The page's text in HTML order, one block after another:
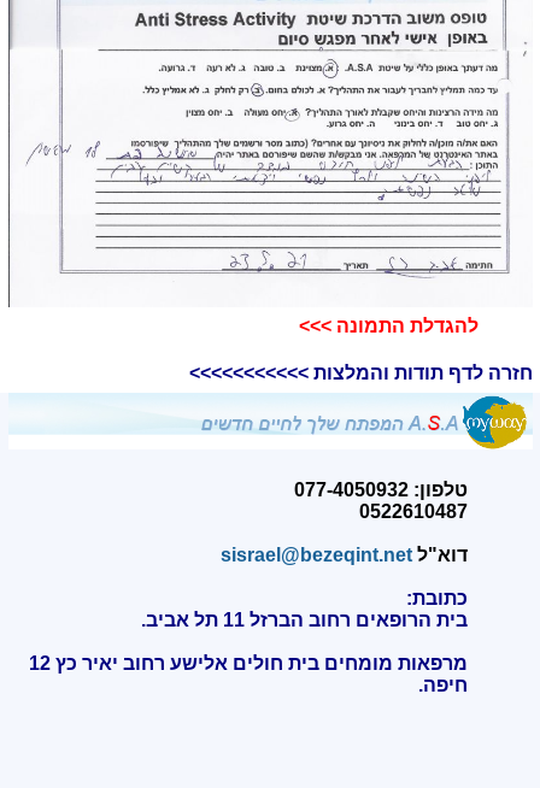
חזרה לדף תודות והמלצות >>>>>>>>>>>
להגדלת התמונה >>>​
טלפון: 077-4050932
0522610487
דוא"לsisrael@bezeqint.net
כתובת:
בית הרופאים רחוב הברזל 11 תל אביב.
מרפאות מומחים בית חולים אלישע רחוב יאיר כץ 12
חיפה.